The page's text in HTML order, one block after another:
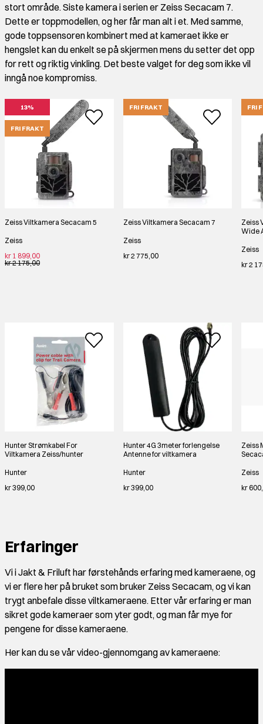
stort område. Siste kamera i serien er Zeiss Secacam 7.
Dette er toppmodellen, og her får man alt i et. Med samme,
gode toppsensoren kombinert med at kameraet ikke er
hengslet kan du enkelt se på skjermen mens du setter det opp
for rett og riktig vinkling. Det beste valget for deg som ikke vil
inngå noe kompromiss.
13%
FRI FRAKT
Zeiss Viltkamera Secacam 5
Zeiss
kr 1 899,00
kr 2 175,00
FRI FRAKT
Zeiss Viltkamera Secacam 7
Zeiss
kr 2 775,00
FRI
Zeiss
Wide
Zeiss
kr 2
Hunter Strømkabel For
Viltkamera Zeiss/hunter
Hunter
kr 399,00
Hunter 4G 3meter forlengelse
Antenne for viltkamera
Hunter
kr 399,00
Zeiss
Zeiss
kr
Erfaringer
Vi i Jakt & Friluft har førstehånds erfaring med kameraene, og
vi er flere her på bruket som bruker Zeiss Secacam, og vi kan
trygt anbefale disse viltkameraene. Etter vår erfaring er man
sikret gode kameraer som yter godt, og man får mye for
pengene for disse kameraene.
Her kan du se vår video-gjennomgang av kameraene: